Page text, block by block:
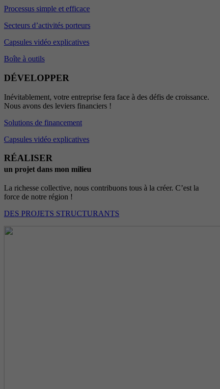
Processus simple et efficace
Secteurs d’activités porteurs
Capsules vidéo explicatives
Boîte à outils
DÉVELOPPER
Inévitablement, votre entreprise fera face à des défis de croissance.
Nous avons des leviers financiers !
Solutions de financement
Capsules vidéo explicatives
RÉALISER
un projet dans mon milieu
La richesse collective, nous contribuons tous à la créer. C’est la
force de notre région !
DES PROJETS STRUCTURANTS